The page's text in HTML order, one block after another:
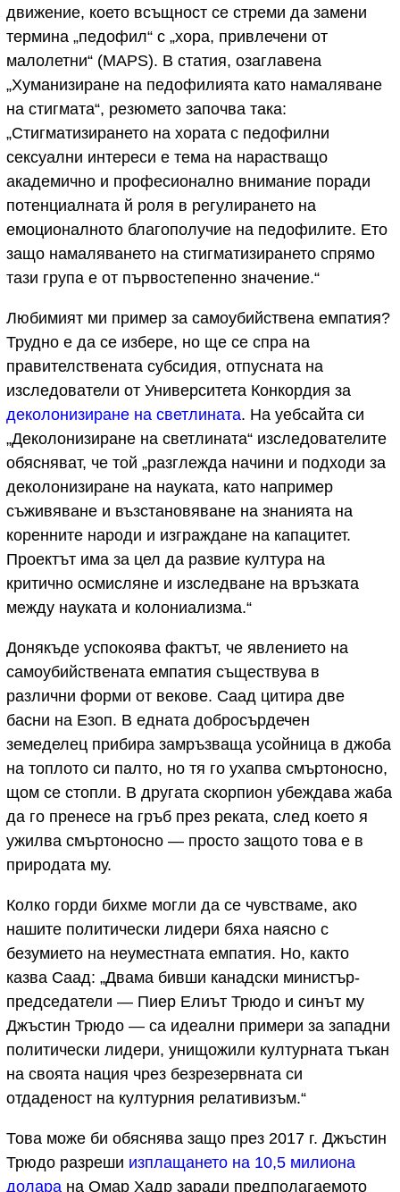
движение, което всъщност се стреми да замени
термина „педофил“ с „хора, привлечени от
малолетни“ (MAPS). В статия, озаглавена
„Хуманизиране на педофилията като намаляване
на стигмата“, резюмето започва така:
„Стигматизирането на хората с педофилни
сексуални интереси е тема на нарастващо
академично и професионално внимание поради
потенциалната й роля в регулирането на
емоционалното благополучие на педофилите. Ето
защо намаляването на стигматизирането спрямо
тази група е от първостепенно значение.“
Любимият ми пример за самоубийствена емпатия?
Трудно е да се избере, но ще се спра на
правителствената субсидия, отпусната на
изследователи от Университета Конкордия за
деколонизиране на светлината. На уебсайта си
„Деколонизиране на светлината“ изследователите
обясняват, че той „разглежда начини и подходи за
деколонизиране на науката, като например
съживяване и възстановяване на знанията на
коренните народи и изграждане на капацитет.
Проектът има за цел да развие култура на
критично осмисляне и изследване на връзката
между науката и колониализма.“
Донякъде успокоява фактът, че явлението на
самоубийствената емпатия съществува в
различни форми от векове. Саад цитира две
басни на Езоп. В едната добросърдечен
земеделец прибира замръзваща усойница в джоба
на топлото си палто, но тя го ухапва смъртоносно,
щом се стопли. В другата скорпион убеждава жаба
да го пренесе на гръб през реката, след което я
ужилва смъртоносно — просто защото това е в
природата му.
Колко горди бихме могли да се чувстваме, ако
нашите политически лидери бяха наясно с
безумието на неуместната емпатия. Но, както
казва Саад: „Двама бивши канадски министър-
председатели — Пиер Елиът Трюдо и синът му
Джъстин Трюдо — са идеални примери за западни
политически лидери, унищожили културната тъкан
на своята нация чрез безрезервната си
отдаденост на културния релативизъм.“
Това може би обяснява защо през 2017 г. Джъстин
Трюдо разреши изплащането на 10,5 милиона
долара на Омар Хадр заради предполагаемото